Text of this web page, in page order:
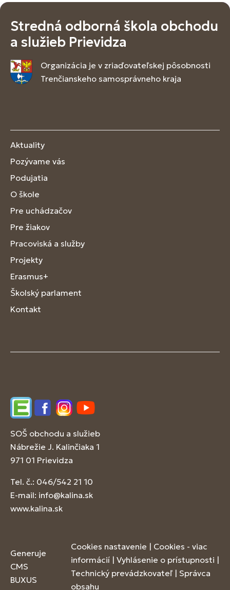
Stredná odborná škola obchodu
a služieb Prievidza
Organizácia je v zriaďovateľskej pôsobnosti
Trenčianskeho samosprávneho kraja
Aktuality
Pozývame vás
Podujatia
O škole
Pre uchádzačov
Pre žiakov
Pracoviská a služby
Projekty
Erasmus+
Školský parlament
Kontakt
EdupageFacebookInstagram
YouTube
SOŠ obchodu a služieb
Nábrežie J. Kalinčiaka 1
971 01 Prievidza
Tel. č.: 046/542 21 10
E-mail: info@kalina.sk
www.kalina.sk
Generuje
CMS
BUXUS
Cookies nastavenie | Cookies - viac
informácií | Vyhlásenie o prístupnosti |
Technický prevádzkovateľ | Správca
obsahu